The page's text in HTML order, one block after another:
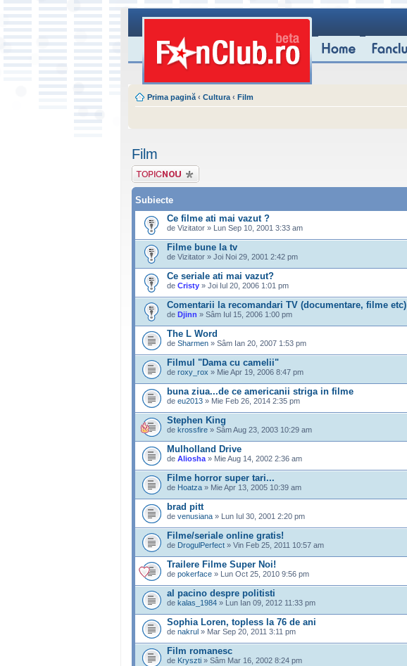
Prima pagină ‹ Cultura ‹ Film
Film
Scrie un subiect
nou
Subiecte
Ce filme ati mai vazut ?
de Vizitator » Lun Sep 10, 2001 3:33 am
Filme bune la tv
de Vizitator » Joi Noi 29, 2001 2:42 pm
Ce seriale ati mai vazut?
de Cristy » Joi Iul 20, 2006 1:01 pm
Comentarii la recomandari TV (documentare, filme etc)
de Djinn » Sâm Iul 15, 2006 1:00 pm
The L Word
de Sharmen » Sâm Ian 20, 2007 1:53 pm
Filmul "Dama cu camelii"
de roxy_rox » Mie Apr 19, 2006 8:47 pm
buna ziua...de ce americanii striga in filme
de eu2013 » Mie Feb 26, 2014 2:35 pm
Stephen King
de krossfire » Sâm Aug 23, 2003 10:29 am
Mulholland Drive
de Aliosha » Mie Aug 14, 2002 2:36 am
Filme horror super tari...
de Hoatza » Mie Apr 13, 2005 10:39 am
brad pitt
de venusiana » Lun Iul 30, 2001 2:20 pm
Filme/seriale online gratis!
de DrogulPerfect » Vin Feb 25, 2011 10:57 am
Trailere Filme Super Noi!
de pokerface » Lun Oct 25, 2010 9:56 pm
al pacino despre politisti
de kalas_1984 » Lun Ian 09, 2012 11:33 pm
Sophia Loren, topless la 76 de ani
de nakrul » Mar Sep 20, 2011 3:11 pm
Film romanesc
de Kryszti » Sâm Mar 16, 2002 8:24 pm